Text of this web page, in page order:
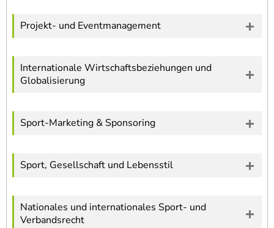
Projekt- und Eventmanagement
Internationale Wirtschaftsbeziehungen und
Globalisierung
Sport-Marketing & Sponsoring
Sport, Gesellschaft und Lebensstil
Nationales und internationales Sport- und
Verbandsrecht